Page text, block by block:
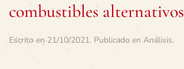
combustibles alternativos
Escrito en21/10/2021. Publicado en Análisis.